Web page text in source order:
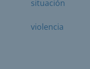
situación
violencia